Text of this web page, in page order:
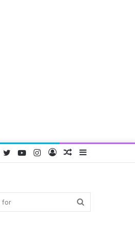
Random
Log
Instagram
YouTube
Twitter
Facebook